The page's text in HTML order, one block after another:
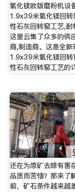
氧化镁欧版磨粉机设
1.9x39米氧化镁回转
性石灰回转窑工艺,耐
这里云集了众多的供
商,制造商。这是全新
1.9x39米氧化镁回转
性石灰回转窑工艺的
还在为原矿去除有害
品质而苦恼？那来了
前，矿石条件越来越